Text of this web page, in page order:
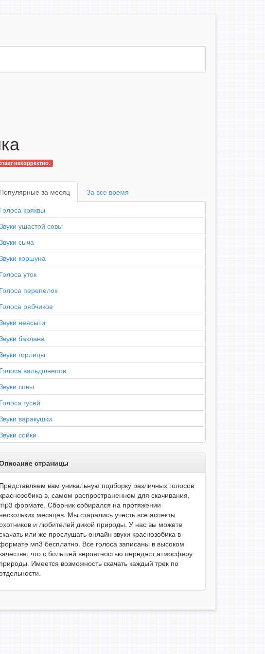
некорректно.
Популярные за месяц
За все время
Голоса кряквы
ушастой совы
сыча
коршуна
Голоса уток
Голоса перепелок
Голоса рябчиков
неясыти
баклана
горлицы
Голоса вальдшнепов
совы
Голоса гусей
варакушки
сойки
страницы
Представляем вам уникальную подборку различных голосов
краснозобика в, самом распространенном для скачивания,
mp3 формате. Сборник собирался на протяжении
нескольких месяцев. Мы старались учесть все аспекты
и любителей дикой природы. У нас вы можете
или же прослушать онлайн звуки краснозобика в
мп3 бесплатно. Все голоса записаны в высоком
качестве, что с большей вероятностью передаст атмосферу
природы. Имеется возможность скачать каждый трек по